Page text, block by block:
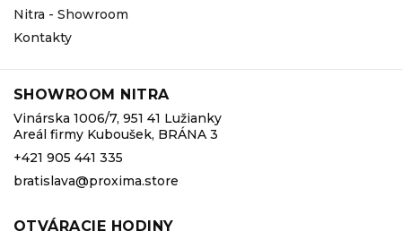
Nitra - Showroom
Kontakty
SHOWROOM NITRA
Vinárska 1006/7, 951 41 Lužianky
Areál firmy Kuboušek, BRÁNA 3
+421 905 441 335
bratislava@proxima.store
OTVÁRACIE HODINY